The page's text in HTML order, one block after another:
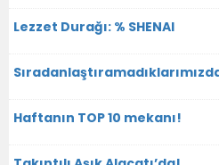
Lezzet Durağı: % SHENAI
Haftanın TOP 10 mekanı!